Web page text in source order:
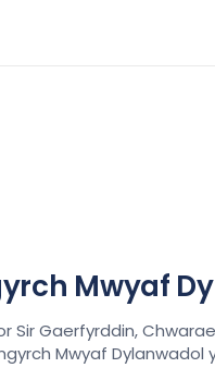
Mwyaf
Sir Gaerfyrddin,
Mwyaf